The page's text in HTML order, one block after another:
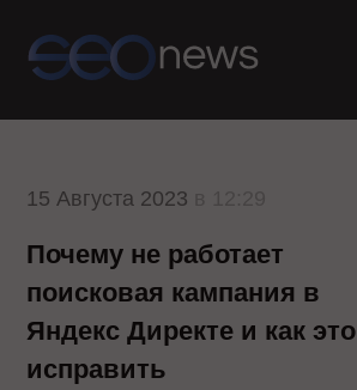
15 Августа 2023
Почему не работает
поисковая кампания в
Яндекс Директе и как это
исправить